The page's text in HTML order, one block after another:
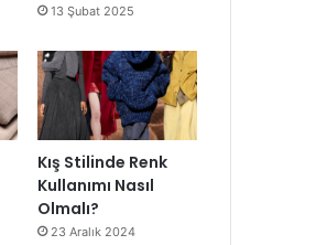
13 Şubat 2025
Kış Stilinde Renk
Kullanımı Nasıl
Olmalı?
23 Aralık 2024